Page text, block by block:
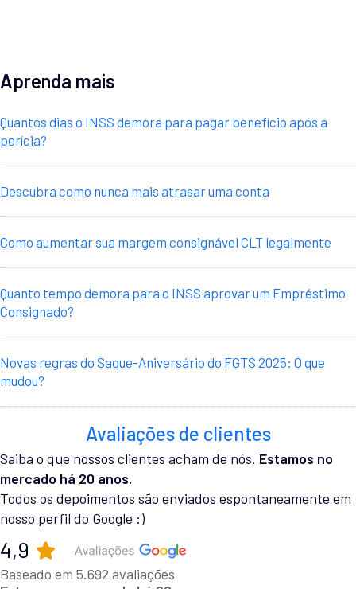
Aprenda mais
Quantos dias o INSS demora para pagar benefício após a
perícia?
Descubra como nunca mais atrasar uma conta
Como aumentar sua margem consignável CLT legalmente
Quanto tempo demora para o INSS aprovar um Empréstimo
Consignado?
Novas regras do Saque-Aniversário do FGTS 2025: O que
mudou?
Avaliações de clientes
Saiba o que nossos clientes acham de nós. Estamos no
mercado há 20 anos.
Todos os depoimentos são enviados espontaneamente em
nosso perfil do Google :)
4,9
Baseado em 5.692 avaliações